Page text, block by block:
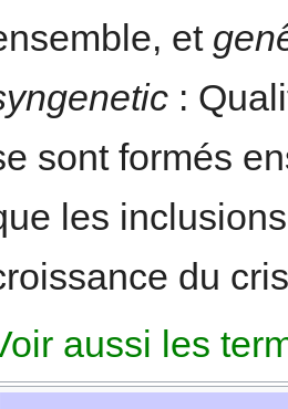
et
:
sont formés
les
du
aussi les